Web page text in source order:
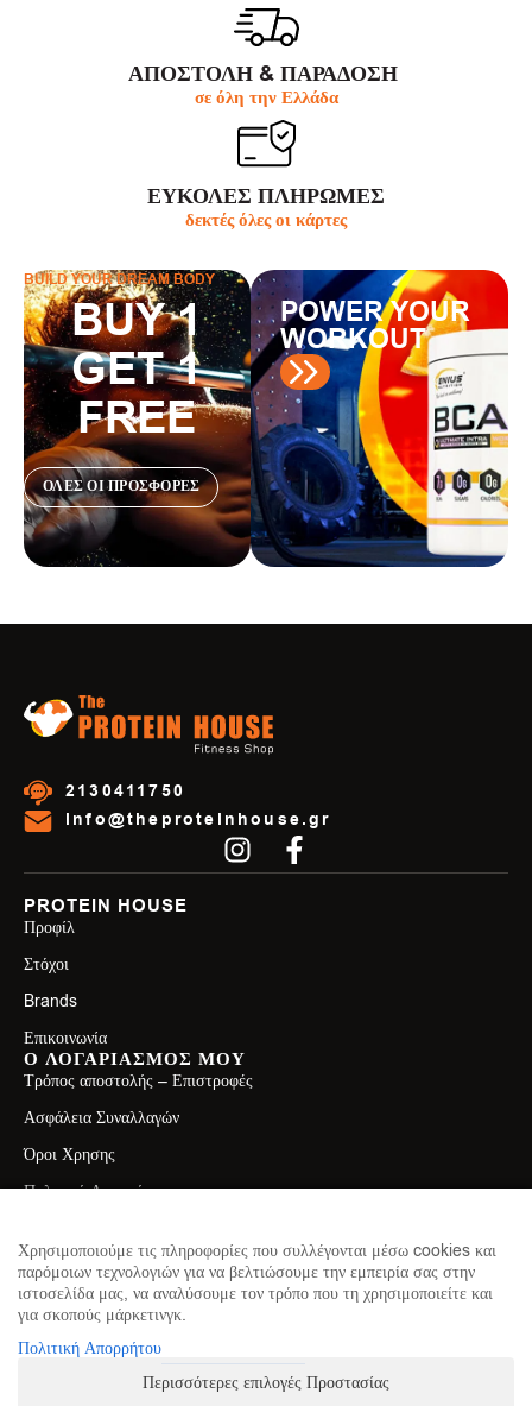
ΑΠΟΣΤΟΛΗ & ΠΑΡΆΔΟΣΗ
σε όλη την Ελλάδα
ΕΥΚΟΛΕΣ ΠΛΗΡΩΜΕΣ
δεκτές όλες οι κάρτες
BUILD YOUR DREAM BODY
BUY 1
GET 1
FREE
ΟΛΕΣ ΟΙ ΠΡΟΣΦΟΡΕΣ
POWER YOUR
WORKOUT
2130411750
info@theproteinhouse.gr
PROTEIN HOUSE
Προφίλ
Στόχοι
Brands
Επικοινωνία
Ο ΛΟΓΑΡΙΑΣΜΟΣ ΜΟΥ
Τρόπος αποστολής – Επιστροφές
Ασφάλεια Συναλλαγών
Όροι Χρησης
Πολιτική Απορρήτου
2130411750
info@theproteinhouse.gr
ΕΓΓΡΑΦΕΙΤΕ ΣΤΟ NEWSLETTER
Χρησιμοποιούμε τις πληροφορίες που συλλέγονται μέσω cookies και
παρόμοιων τεχνολογιών για να βελτιώσουμε την εμπειρία σας στην
ιστοσελίδα μας, να αναλύσουμε τον τρόπο που τη χρησιμοποιείτε και
για σκοπούς μάρκετινγκ.
Πολιτική Απορρήτου
Περισσότερες επιλογές Προστασίας